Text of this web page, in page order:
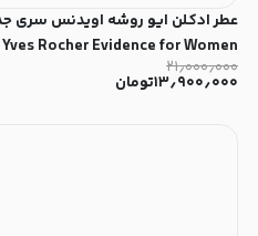
عطر ادکلن ایو روشه اویدنس سری
Yves Rocher Evidence for Women
۲۱٫۰۰۰٫۰۰۰
۱۳٫۹۰۰٫۰۰۰تومان